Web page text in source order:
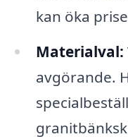
kan öka
Materialval:
avgörande.